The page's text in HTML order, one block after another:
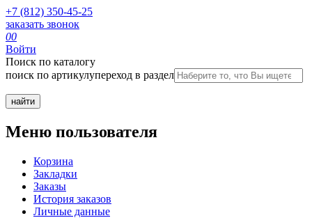
+7 (812) 350-45-25
заказать звонок
00
Войти
Поиск по каталогу
поиск по артикулупереход в раздел
Меню пользователя
Корзина
Закладки
Заказы
История заказов
Личные данные